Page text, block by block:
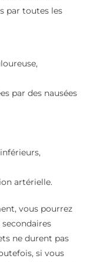
par toutes les
par des nausées
artérielle.
vous pourrez
ne durent pas
si vous